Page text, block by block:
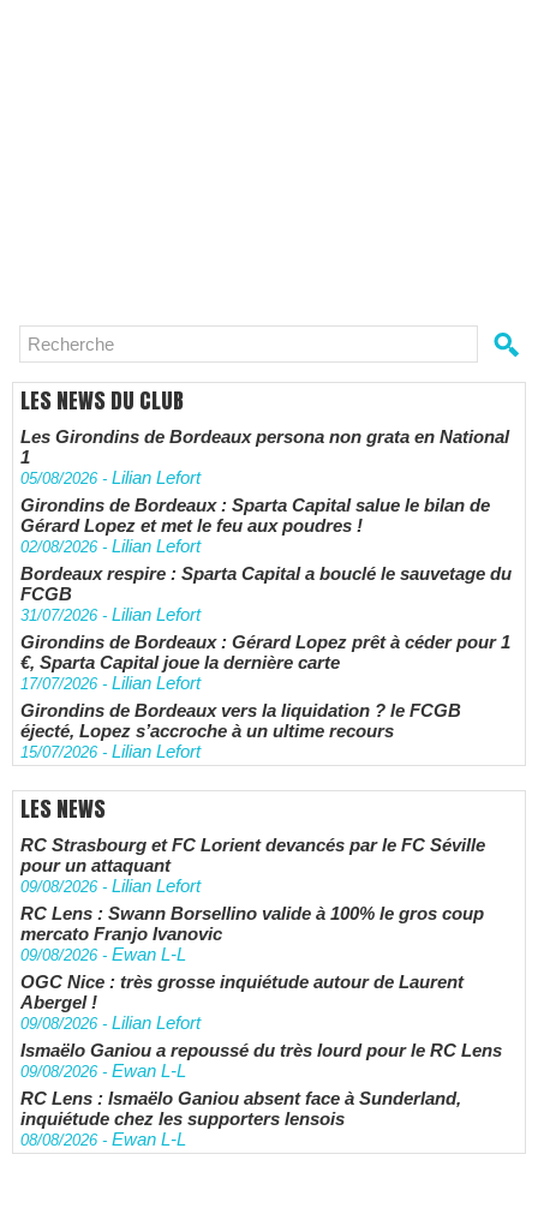
LES NEWS DU CLUB
Les Girondins de Bordeaux persona non grata en National
1
05/08/2026 - Lilian Lefort
Girondins de Bordeaux : Sparta Capital salue le bilan de
Gérard Lopez et met le feu aux poudres !
02/08/2026 - Lilian Lefort
Bordeaux respire : Sparta Capital a bouclé le sauvetage du
FCGB
31/07/2026 - Lilian Lefort
Girondins de Bordeaux : Gérard Lopez prêt à céder pour 1
€, Sparta Capital joue la dernière carte
17/07/2026 - Lilian Lefort
Girondins de Bordeaux vers la liquidation ? le FCGB
éjecté, Lopez s’accroche à un ultime recours
15/07/2026 - Lilian Lefort
LES NEWS
RC Strasbourg et FC Lorient devancés par le FC Séville
pour un attaquant
09/08/2026 - Lilian Lefort
RC Lens : Swann Borsellino valide à 100% le gros coup
mercato Franjo Ivanovic
09/08/2026 - Ewan L-L
OGC Nice : très grosse inquiétude autour de Laurent
Abergel !
09/08/2026 - Lilian Lefort
Ismaëlo Ganiou a repoussé du très lourd pour le RC Lens
09/08/2026 - Ewan L-L
RC Lens : Ismaëlo Ganiou absent face à Sunderland,
inquiétude chez les supporters lensois
08/08/2026 - Ewan L-L